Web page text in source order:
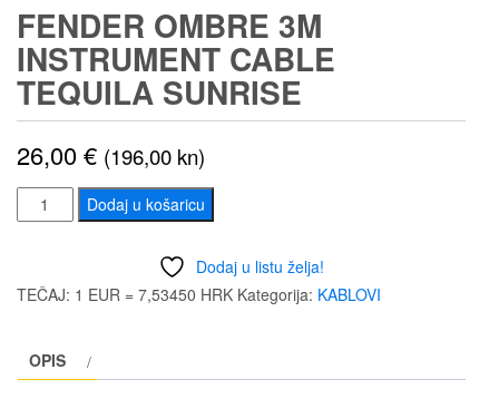
FENDER OMBRE 3M
INSTRUMENT CABLE
TEQUILA SUNRISE
26,00€ (196,00 kn)
Fender
Ombre
Instrument
Sunrise
Dodaj u košaricu
Dodaj u listu želja!
TEČAJ: 1 EUR = 7,53450 HRK Kategorija: KABLOVI
OPIS